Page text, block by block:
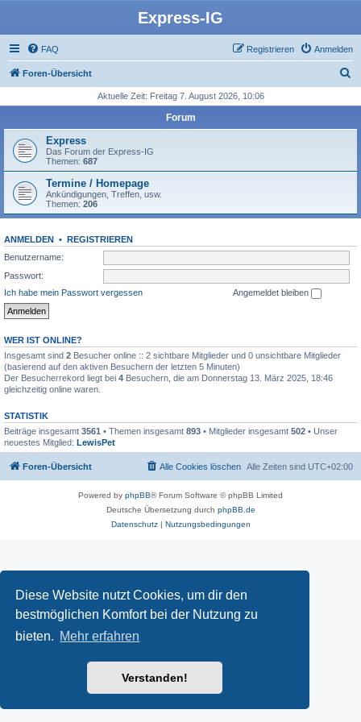
Diese Website nutzt Cookies, um dir den
bestmöglichen Komfort bei der Nutzung zu
bieten. Mehr erfahren
Verstanden!
Express-IG
FAQ Anmelden
Registrieren
Foren-Übersicht
h
Aktuelle Zeit: Freitag 7. August 2026, 10:06
Forum
Express
Das Forum der Express-IG
Themen: 687
Termine / Homepage
Ankündigungen, Treffen, usw.
Themen: 206
ANMELDEN • REGISTRIEREN
Benutzername:
Passwort:
Ich habe mein Passwort vergessen
Angemeldet bleiben
WER IST ONLINE?
Insgesamt sind 2 Besucher online :: 2 sichtbare Mitglieder und 0 unsichtbare Mitglieder
(basierend auf den aktiven Besuchern der letzten 5 Minuten)
Der Besucherrekord liegt bei 4 Besuchern, die am Donnerstag 13. März 2025, 18:46
gleichzeitig online waren.
STATISTIK
Beiträge insgesamt 3561 • Themen insgesamt 893 • Mitglieder insgesamt 502 • Unser
neuestes Mitglied: LewisPet
Foren-Übersicht Alle Zeiten sind UTC+02:00
Alle Cookies löschen
Powered by phpBB® Forum Software © phpBB Limited
Deutsche Übersetzung durch phpBB.de
Datenschutz| Nutzungsbedingungen